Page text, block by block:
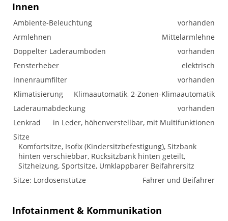
Innen
Ambiente-Beleuchtung
vorhanden
Armlehnen
Mittelarmlehne
Doppelter Laderaumboden
vorhanden
Fensterheber
elektrisch
Innenraumfilter
vorhanden
Klimatisierung
Klimaautomatik, 2-Zonen-Klimaautomatik
Laderaumabdeckung
vorhanden
Lenkrad
in Leder, höhenverstellbar, mit Multifunktionen
Sitze
Komfortsitze, Isofix (Kindersitzbefestigung), Sitzbank
hinten verschiebbar, Rücksitzbank hinten geteilt,
Sitzheizung, Sportsitze, Umklappbarer Beifahrersitz
Sitze: Lordosenstütze
Fahrer und Beifahrer
Infotainment & Kommunikation